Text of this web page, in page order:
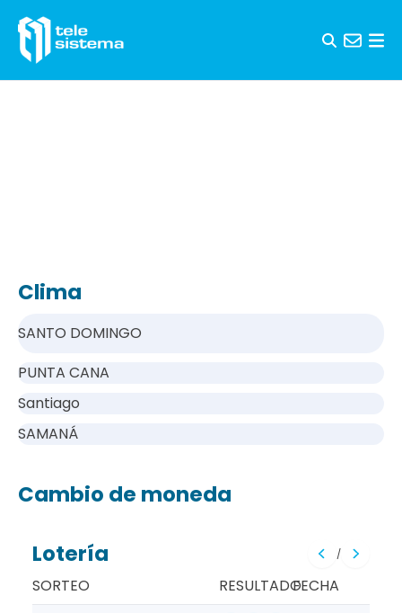
Clima
SANTO DOMINGO
PUNTA CANA
Santiago
SAMANÁ
Cambio de moneda
Lotería /
SORTEO RESULTADOFECHA